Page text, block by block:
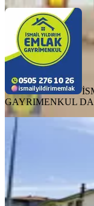
GAYRIMENKUL
4+1